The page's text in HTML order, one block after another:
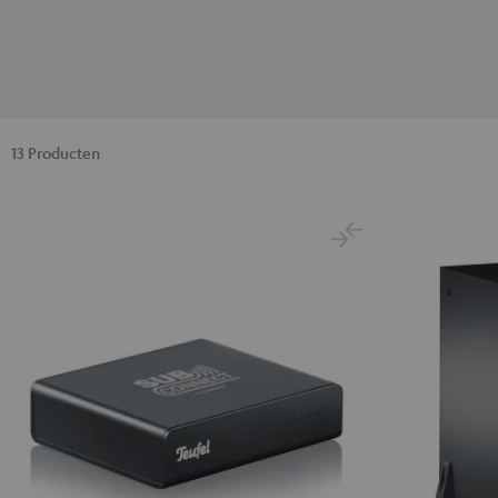
13 Producten